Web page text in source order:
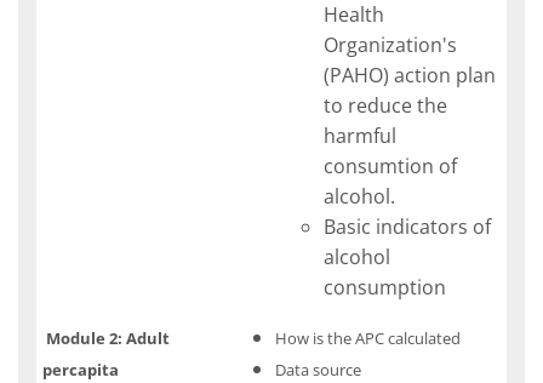
Health
Organization's
(PAHO) action plan
to reduce the
harmful
consumtion of
alcohol.
Basic indicators of
alcohol
consumption
Module 2: Adult
percapita
How is the APC calculated
Data source